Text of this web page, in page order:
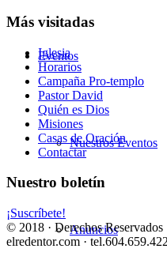
Eventos
Nuestros Eventos
Anuncios
Más visitadas
Iglesia
Horarios
Campaña Pro-templo
Pastor David
Quién es Dios
Misiones
Casas de Oración
Contactar
Nuestro boletín
¡Suscríbete!
© 2018 · Derechos Reservados
elredentor.com ·